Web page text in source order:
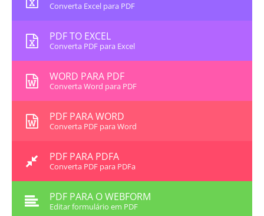
Converta Excel para PDF
PDF TO EXCEL
Converta PDF para Excel
WORD PARA PDF
Converta Word para PDF
PDF PARA WORD
Converta PDF para Word
PDF PARA PDFA
Converta PDF para PDFa
PDF PARA O WEBFORM
Editar formulário em PDF